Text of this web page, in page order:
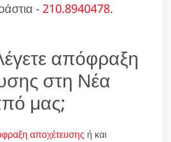
- 210.8940478.
απόφραξη
στη Νέα
μας;
αποχέτευσης ή και